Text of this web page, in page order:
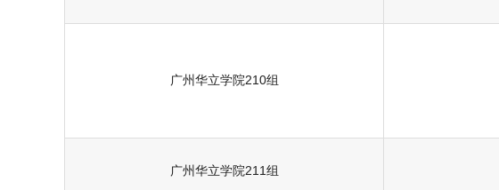
广州华立学院210组
广州华立学院211组